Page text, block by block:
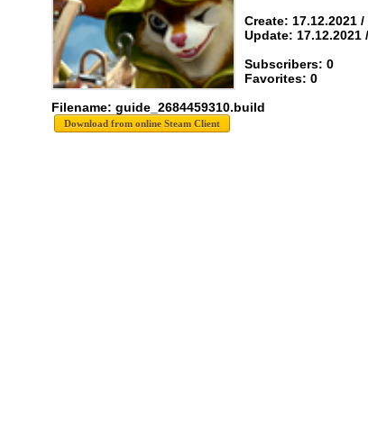
Create: 17.12.2021 /
Update: 17.12.2021
Subscribers: 0
Favorites: 0
Filename: guide_2684459310.build